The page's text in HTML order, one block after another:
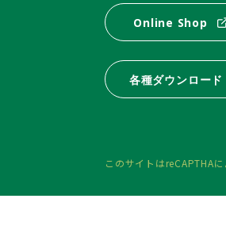
Online Shop
各種ダウンロード
このサイトはreCAPTHA